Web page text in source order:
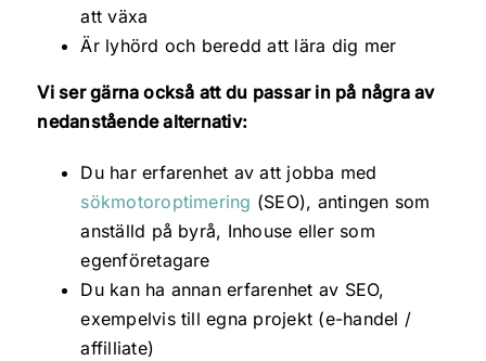
att växa
Är lyhörd och beredd att lära dig mer
Vi ser gärna också att du passar in på några av
nedanstående alternativ:
Du har erfarenhet av att jobba med
sökmotoroptimering (SEO), antingen som
anställd på byrå, Inhouse eller som
egenföretagare
Du kan ha annan erfarenhet av SEO,
exempelvis till egna projekt (e-handel /
affilliate)